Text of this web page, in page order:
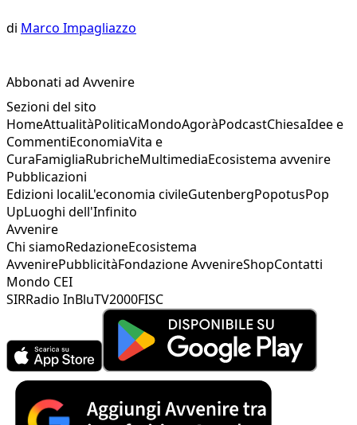
di Marco Impagliazzo
Abbonati ad Avvenire
Sezioni del sito
HomeAttualitàPoliticaMondoAgoràPodcastChiesaIdee e
CommentiEconomiaVita e
CuraFamigliaRubricheMultimediaEcosistema avvenire
Pubblicazioni
Edizioni localiL'economia civileGutenbergPopotusPop
UpLuoghi dell'Infinito
Avvenire
Chi siamoRedazioneEcosistema
AvvenirePubblicitàFondazione AvvenireShopContatti
Mondo CEI
SIRRadio InBluTV2000FISC